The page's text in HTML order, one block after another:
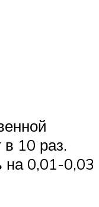
10 раз.
на 0,01-0,03